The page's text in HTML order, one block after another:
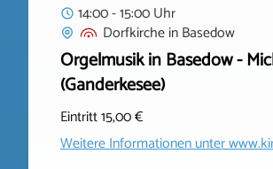
14:00 - 15:00 Uhr
DorfkircheinBasedow
Orgelmusik in Basedow -
(Ganderkesee)
Eintritt 15,00 €
Weitere Informationen unter